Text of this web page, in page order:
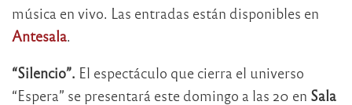
música en vivo. Las entradas están disponibles en
Antesala.
“Silencio”. El espectáculo que cierra el universo
“Espera” se presentará este domingo a las 20 en Sala